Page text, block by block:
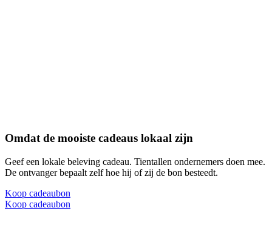
Omdat de mooiste cadeaus lokaal zijn
Geef een lokale beleving cadeau. Tientallen ondernemers doen mee.
De ontvanger bepaalt zelf hoe hij of zij de bon besteedt.
Koop cadeaubon
Koop cadeaubon